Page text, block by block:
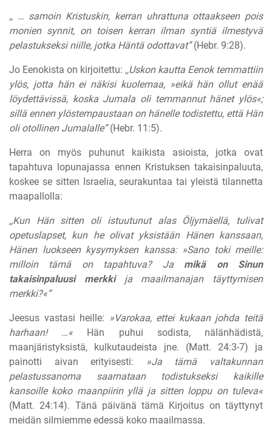
,, … samoin Kristuskin, kerran uhrattuna ottaakseen pois
monien synnit, on toisen kerran ilman syntiä ilmestyvä
pelastukseksi niille, jotka Häntä odottavat”(Hebr. 9:28).
Jo Eenokista on kirjoitettu: ,,Uskon kautta Eenok temmattiin
ylös, jotta hän ei näkisi kuolemaa, »eikä hän ollut enää
löydettävissä, koska Jumala oli temmannut hänet ylös«;
sillä ennen ylöstempaustaan on hänelle todistettu, että Hän
oli otollinen Jumalalle”(Hebr. 11:5).
Herra on myös puhunut kaikista asioista, jotka ovat
tapahtuva lopunajassa ennen Kristuksen takaisinpaluuta,
koskee se sitten Israelia, seurakuntaa tai yleistä tilannetta
maapallolla:
,,Kun Hän sitten oli istuutunut alas Öljymäellä, tulivat
opetuslapset, kun he olivat yksistään Hänen kanssaan,
Hänen luokseen kysymyksen kanssa: »Sano toki meille:
milloin tämä on tapahtuva? Ja mikä on Sinun
takaisinpaluusi merkkija maailmanajan täyttymisen
merkki?«”
Jeesus vastasi heille: »Varokaa, ettei kukaan johda teitä
harhaan! …« Hän puhui sodista, nälänhädistä,
maanjäristyksistä, kulkutaudeista jne. (Matt. 24:3-7) ja
painotti aivan erityisesti: »Ja tämä valtakunnan
pelastussanoma saarnataan todistukseksi kaikille
kansoille koko maanpiirin yllä ja sitten loppu on tuleva«
(Matt. 24:14). Tänä päivänä tämä Kirjoitus on täyttynyt
meidän silmiemme edessä koko maailmassa.